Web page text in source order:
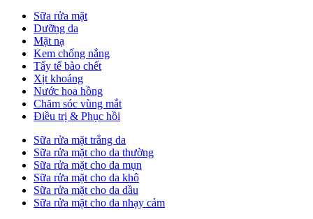
Sữa rửa mặt
Dưỡng da
Mặt nạ
Kem chống nắng
Tẩy tế bào chết
Xịt khoáng
Nước hoa hồng
Chăm sóc vùng mắt
Điều trị & Phục hồi
Sữa rửa mặt trắng da
Sữa rửa mặt cho da thường
Sữa rửa mặt cho da mụn
Sữa rửa mặt cho da khô
Sữa rửa mặt cho da dầu
Sữa rửa mặt cho da nhạy cảm